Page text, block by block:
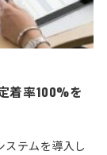
着率100%を
ステムを導入し